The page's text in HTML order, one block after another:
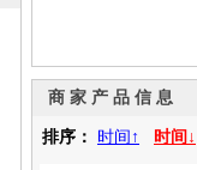
商 家 产 品 信 息
排序： 时间↑ 时间↓